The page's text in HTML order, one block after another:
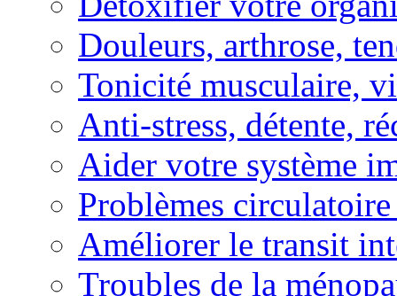
Douleurs, arthrose,
Tonicité musculaire,
Anti-stress, détente,
Aider votre système
Problèmes
Améliorer le transit
Troubles de la